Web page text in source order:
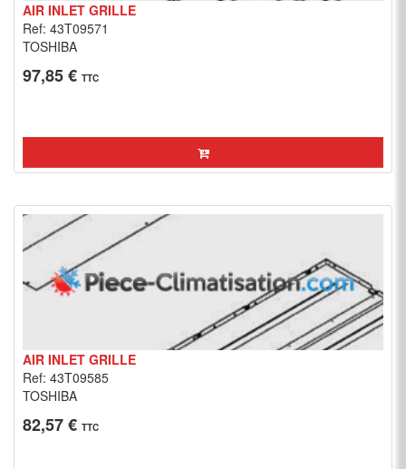
AIR INLET GRILLE
Ref: 43T09571
TOSHIBA
97,85 € TTC
AIR INLET GRILLE
Ref: 43T09585
TOSHIBA
82,57 € TTC